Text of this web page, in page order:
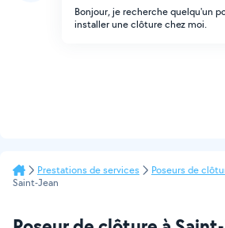
Bonjour, je recherche quelqu'un
installer une clôture chez moi.
Prestations de services Poseurs de
Saint-Jean